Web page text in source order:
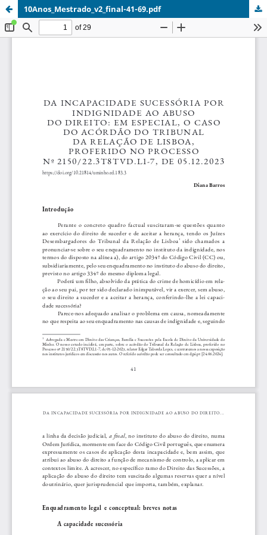
10Anos_Mestrado_v2_final-41-69.pdf